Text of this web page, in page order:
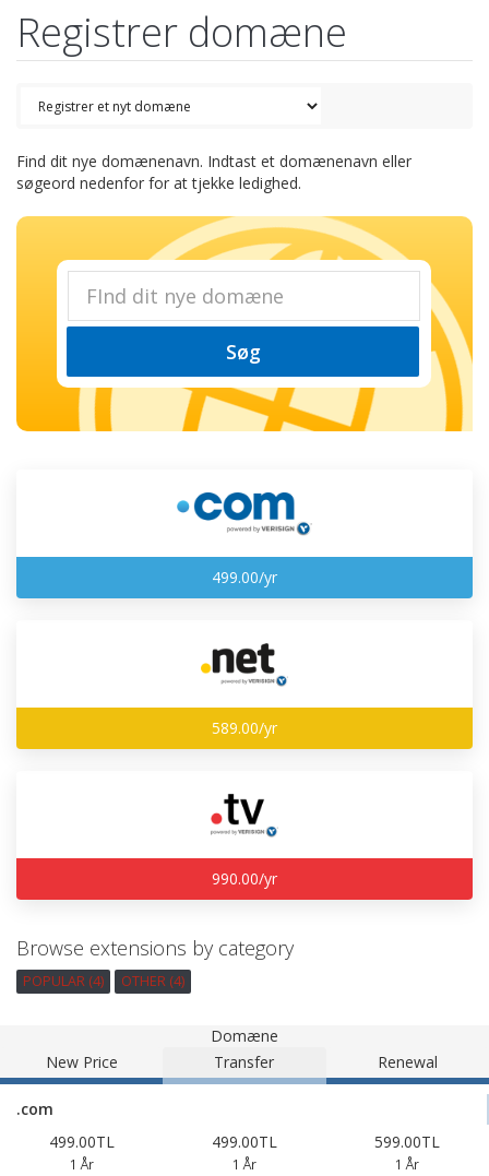
Registrer domæne
Find dit nye domænenavn. Indtast et domænenavn eller
søgeord nedenfor for at tjekke ledighed.
Søg
499.00/yr
589.00/yr
990.00/yr
Browse extensions by category
POPULAR (4) OTHER (4)
Domæne
New Price
Transfer Renewal
.com
499.00TL
1 År
499.00TL
1 År
599.00TL
1 År